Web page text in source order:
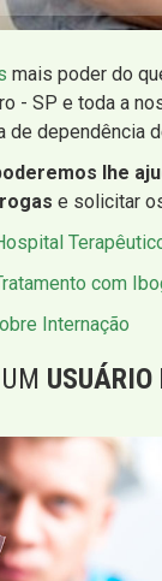
mais poder do
- SP e toda a
de dependência
lhe
e solicitar
com
Internação
USUÁRIO